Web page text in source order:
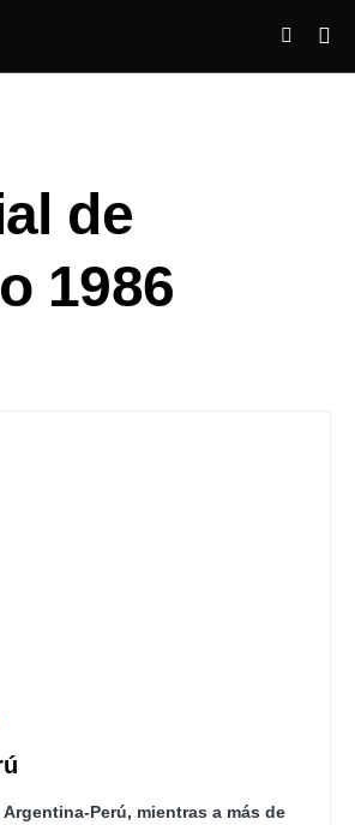
de
1986
Perú, mientras a más de